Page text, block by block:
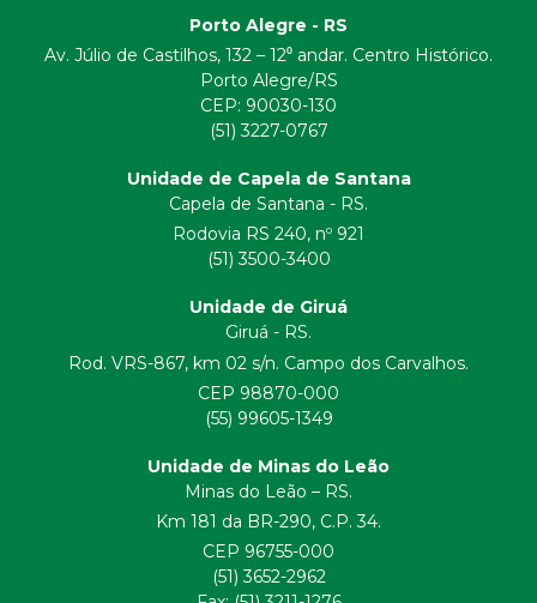
Porto Alegre - RS
Av. Júlio de Castilhos, 132 – 12⁰ andar. Centro Histórico.
Porto Alegre/RS
CEP: 90030-130
(51) 3227-0767
Unidade de Capela de Santana
Capela de Santana - RS.
Rodovia RS 240, nº 921
(51) 3500-3400
Unidade de Giruá
Giruá - RS.
Rod. VRS-867, km 02 s/n. Campo dos Carvalhos.
CEP 98870-000
(55) 99605-1349
Unidade de Minas do Leão
Minas do Leão – RS.
Km 181 da BR-290, C.P. 34.
CEP 96755-000
(51) 3652-2962